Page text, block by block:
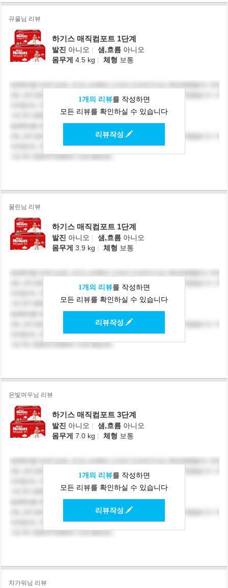
뀨울님 리뷰
하기스 매직컴포트 1단계
발진 아니오 | 샘,흐름 아니오
몸무게 4.5 kg | 체형 보통
1개의 리뷰를 작성하면
모든 리뷰를 확인하실 수 있습니다
리뷰작성
꿀린님 리뷰
하기스 매직컴포트 1단계
발진 아니오 | 샘,흐름 아니오
몸무게 3.9 kg | 체형 보통
1개의 리뷰를 작성하면
모든 리뷰를 확인하실 수 있습니다
리뷰작성
은빛여우님 리뷰
하기스 매직컴포트 3단계
발진 아니오 | 샘,흐름 아니오
몸무게 7.0 kg | 체형 보통
1개의 리뷰를 작성하면
모든 리뷰를 확인하실 수 있습니다
리뷰작성
차가워님 리뷰